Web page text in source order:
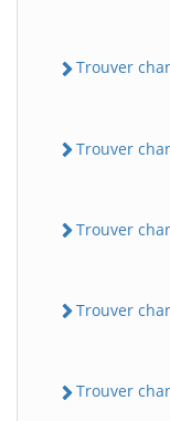
Trouver
Trouver
Trouver
Trouver
Trouver